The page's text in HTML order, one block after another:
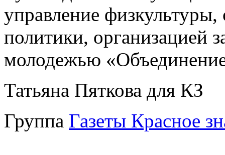
управление
политики, организацией
молодежью
Татьяна Пяткова для КЗ
Группа Газеты Красное